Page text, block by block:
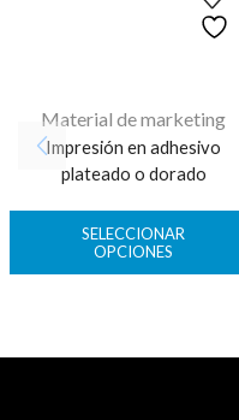
Material de marketing
Impresión en adhesivo
plateado o dorado
SELECCIONAR
OPCIONES